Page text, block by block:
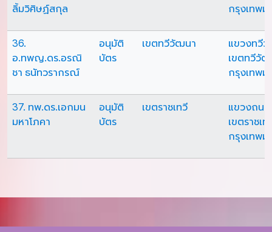
ลิ้มวิศิษฏ์สกุล
กรุงเทพม
36.
อ.ทพญ.ดร.อรณิ
ชา ธนัทวรากรณ์
อนุมัติ
บัตร
เขตทวีวัฒนา
แขวงทวี
เขตทวีวั
กรุงเทพม
37. ทพ.ดร.เอกมน
มหาโภคา
อนุมัติ
บัตร
เขตราชเทวี
แขวงถน
เขตราชเท
กรุงเทพม